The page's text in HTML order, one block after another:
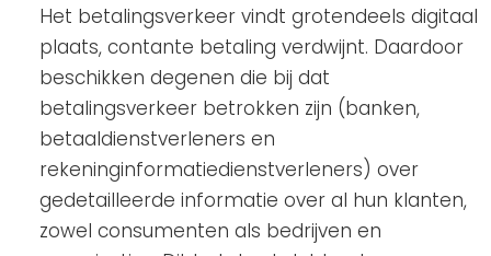
Het betalingsverkeer vindt grotendeels digitaal
plaats, contante betaling verdwijnt. Daardoor
beschikken degenen die bij dat
betalingsverkeer betrokken zijn (banken,
betaaldienstverleners en
rekeninginformatiedienstverleners) over
gedetailleerde informatie over al hun klanten,
zowel consumenten als bedrijven en